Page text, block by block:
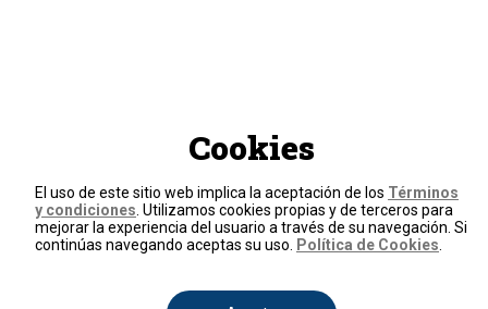
Cookies
El uso de este sitio web implica la aceptación de los Términos
y condiciones . Utilizamos cookies propias y de terceros para
mejorar la experiencia del usuario a través de su navegación. Si
continúas navegando aceptas su uso.
Política de Cookies